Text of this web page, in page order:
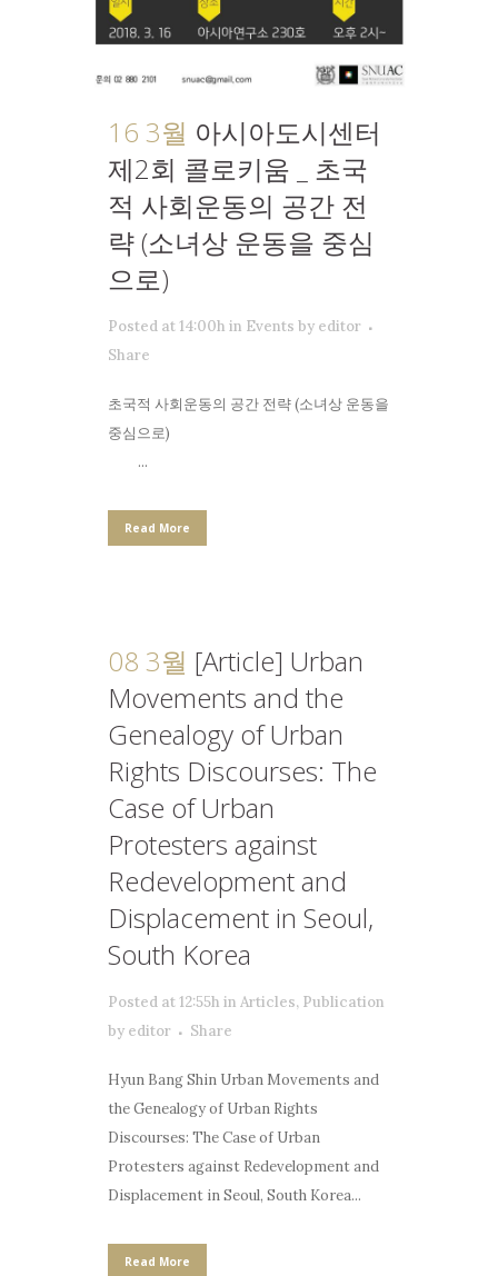
16 3월 아시아도시센터
제2회 콜로키움 _ 초국
적 사회운동의 공간 전
략 (소녀상 운동을 중심
으로)
Posted at 14:00h in Events by editor
Share
초국적 사회운동의 공간 전략 (소녀상 운동을
중심으로)
...
Read More
08 3월 [Article] Urban
Movements and the
Genealogy of Urban
Rights Discourses: The
Case of Urban
Protesters against
Redevelopment and
Displacement in Seoul,
South Korea
Posted at 12:55h in Articles, Publication
by editor Share
Hyun Bang Shin Urban Movements and
the Genealogy of Urban Rights
Discourses: The Case of Urban
Protesters against Redevelopment and
Displacement in Seoul, South Korea...
Read More